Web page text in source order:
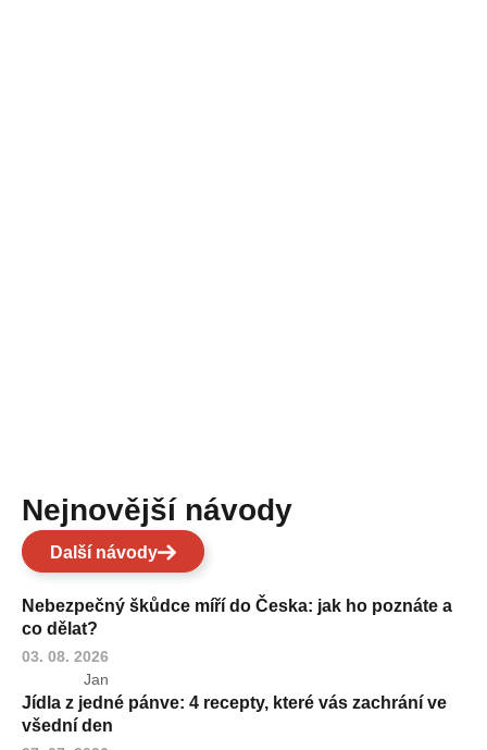
Nejnovější návody
Další návody
Nebezpečný škůdce míří do Česka: jak ho poznáte a
co dělat?
03. 08. 2026
Jan
Jídla z jedné pánve: 4 recepty, které vás zachrání ve
všední den